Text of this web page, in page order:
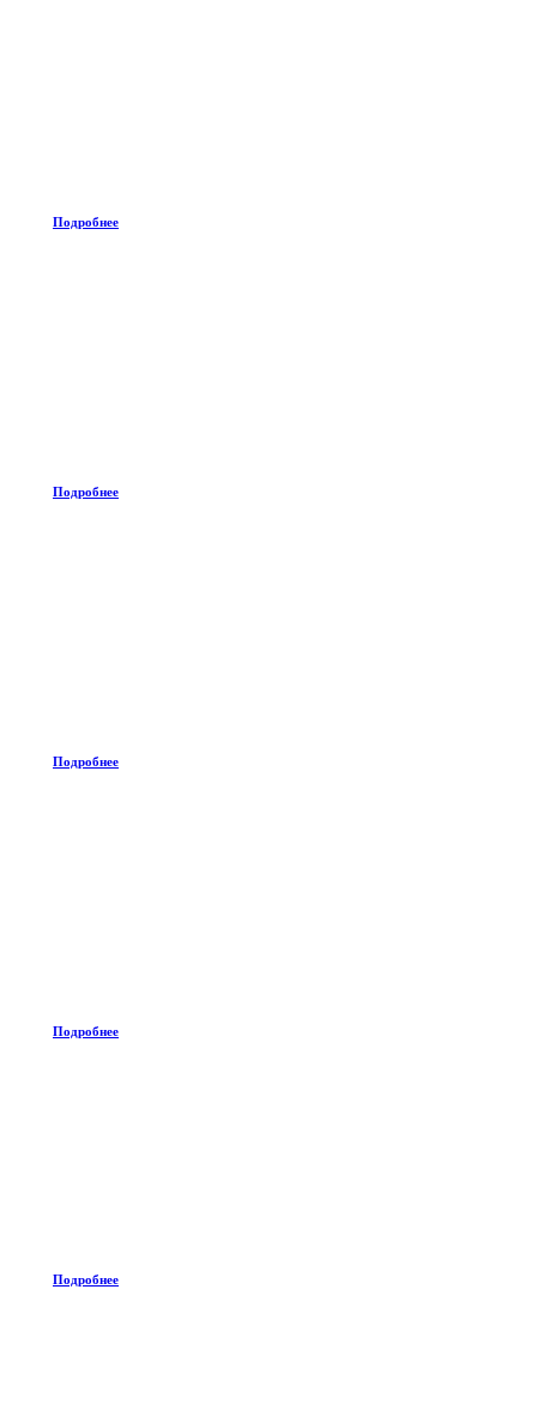
Подробнее
Подробнее
Подробнее
Подробнее
Подробнее